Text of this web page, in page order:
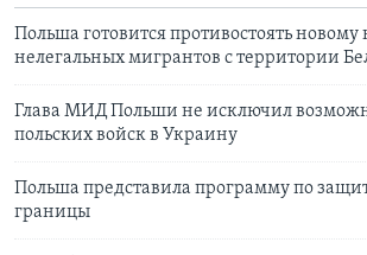
Польша готовится противостоять новому
нелегальных мигрантов с территории
Глава МИД Польши не исключил
польских войск в Украину
Польша представила программу по
границы